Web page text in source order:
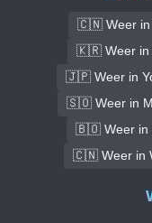
🇨🇳 Weer in
🇰🇷 Weer in
🇯🇵 Weer in
🇸🇴 Weer in
🇧🇴 Weer in
🇨🇳 Weer in